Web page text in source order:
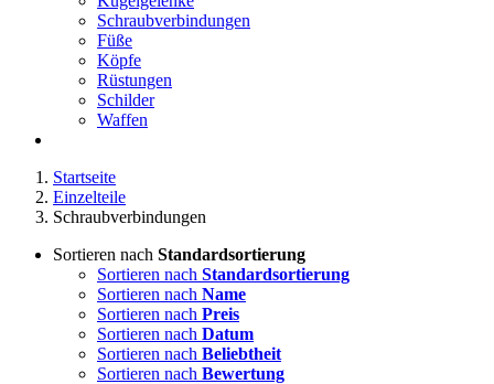
Schraubverbindungen
Füße
Köpfe
Rüstungen
Schilder
Waffen
Startseite
Einzelteile
Schraubverbindungen
Sortieren nach Standardsortierung
Sortieren nach Standardsortierung
Sortieren nach Name
Sortieren nach Preis
Sortieren nach Datum
Sortieren nach Beliebtheit
Sortieren nach Bewertung